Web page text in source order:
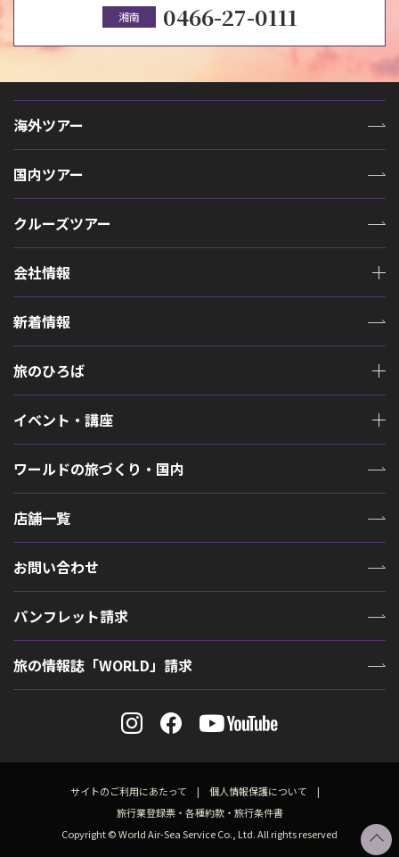
湘南 0466-27-0111
海外ツアー
国内ツアー
クルーズツアー
会社情報
新着情報
旅のひろば
イベント・講座
ワールドの旅づくり・国内
店舗一覧
お問い合わせ
パンフレット請求
旅の情報誌「WORLD」請求
サイトのご利用にあたって
個人情報保護について
旅行業登録票・各種約款・旅行条件書
Copyright © World Air-Sea Service Co., Ltd. All rights reserved